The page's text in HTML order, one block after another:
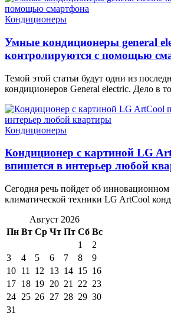
Кондиционеры
Умные кондиционеры general
контролируются с помощью
Темой этой статьи будут одни из
кондиционеров General electric. Дело в
Кондиционеры
Кондиционер с картиной LG
впишется в интерьер любой
Сегодня речь пойдет об инновационном
климатической техники LG ArtCool
Август 2026
Пн Вт Ср Чт Пт Сб Вс
1
2
3
4 5 6 7 8
9
10 11 12 13 14 15 16
17 18 19 20 21 22 23
24 25 26 27 28 29 30
31